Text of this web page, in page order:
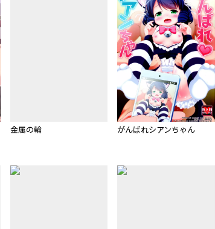
金属の輪 がんばれシアンちゃん